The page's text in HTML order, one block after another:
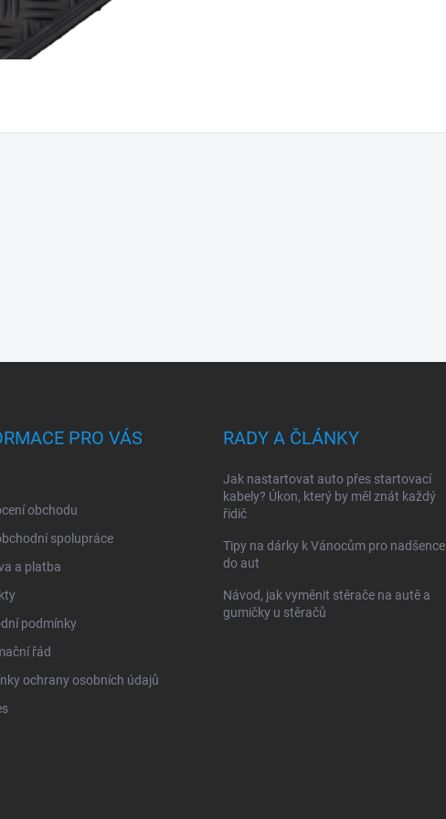
PRO VÁS
obchodu
spolupráce
a platba
podmínky
řád
ochrany osobních údajů
RADY A ČLÁNKY
Jak nastartovat auto přes startovací
kabely? Úkon, který by měl znát každý
řidič
Tipy na dárky k Vánocům pro nadšence
do aut
Návod, jak vyměnit stěrače na autě a
gumičky u stěračů